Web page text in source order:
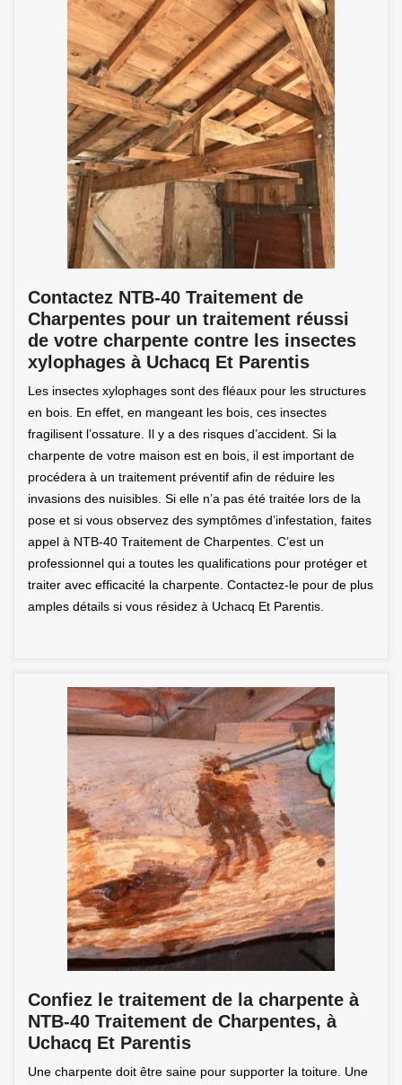
Contactez NTB-40 Traitement de
Charpentes pour un traitement réussi
de votre charpente contre les insectes
xylophages à Uchacq Et Parentis
Les insectes xylophages sont des fléaux pour les structures
en bois. En effet, en mangeant les bois, ces insectes
fragilisent l’ossature. Il y a des risques d’accident. Si la
charpente de votre maison est en bois, il est important de
procédera à un traitement préventif afin de réduire les
invasions des nuisibles. Si elle n’a pas été traitée lors de la
pose et si vous observez des symptômes d’infestation, faites
appel à NTB-40 Traitement de Charpentes. C’est un
professionnel qui a toutes les qualifications pour protéger et
traiter avec efficacité la charpente. Contactez-le pour de plus
amples détails si vous résidez à Uchacq Et Parentis.
Confiez le traitement de la charpente à
NTB-40 Traitement de Charpentes, à
Uchacq Et Parentis
Une charpente doit être saine pour supporter la toiture. Une